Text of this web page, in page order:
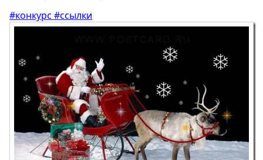
#конкурс #ссылки